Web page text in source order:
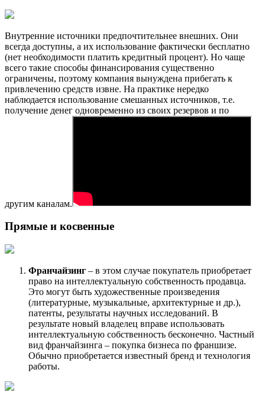
Внутренние источники предпочтительнее внешних. Они
всегда доступны, а их использование фактически бесплатно
(нет необходимости платить кредитный процент). Но чаще
всего такие способы финансирования существенно
ограничены, поэтому компания вынуждена прибегать к
привлечению средств извне. На практике нередко
наблюдается использование смешанных источников, т.е.
получение денег одновременно из своих резервов и по
другим каналам.
Прямые и косвенные
Франчайзинг – в этом случае покупатель приобретает
право на интеллектуальную собственность продавца.
Это могут быть художественные произведения
(литературные, музыкальные, архитектурные и др.),
патенты, результаты научных исследований. В
результате новый владелец вправе использовать
интеллектуальную собственность бесконечно. Частный
вид франчайзинга – покупка бизнеса по франшизе.
Обычно приобретается известный бренд и технология
работы.